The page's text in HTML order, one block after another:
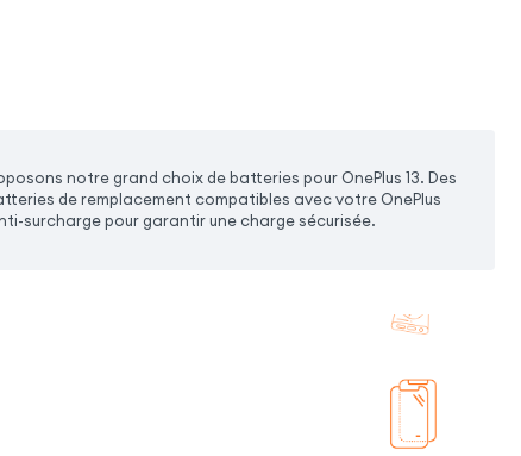
notre grand choix de batteries pour OnePlus 13. Des
de remplacement compatibles avec votre OnePlus
surcharge pour garantir une charge sécurisée.